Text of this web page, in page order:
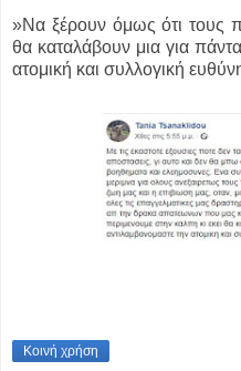
»Να ξέρουν όμως ότι τους
θα καταλάβουν μια για
ατομική και συλλογική
Κοινή χρήση